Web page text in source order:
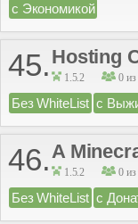
с Экономикой
45. Hosting
1.5.2 0
Без WhiteList с
46.A
1.5.2 0 из
Без WhiteList с